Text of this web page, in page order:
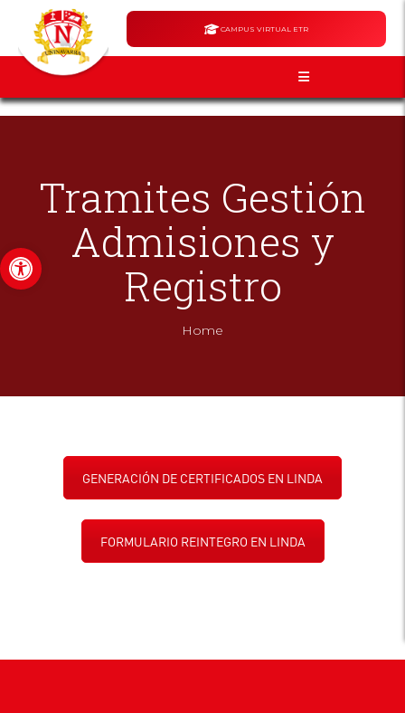
Abrir barra de herramientas
CAMPUS VIRTUAL ETR
Tramites Gestión
Admisiones y
Registro
Home
GENERACIÓN DE CERTIFICADOS EN LINDA
FORMULARIO REINTEGRO EN LINDA